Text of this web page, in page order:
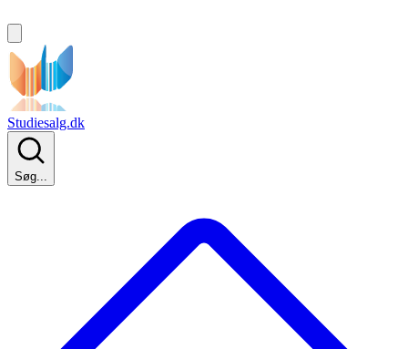
Studiesalg.dk
Søg...